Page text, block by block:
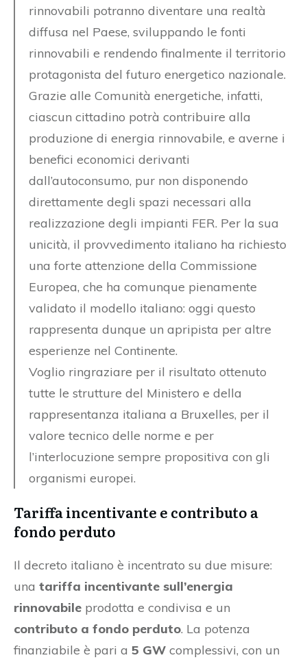
rinnovabili potranno diventare una realtà
diffusa nel Paese, sviluppando le fonti
rinnovabili e rendendo finalmente il territorio
protagonista del futuro energetico nazionale.
Grazie alle Comunità energetiche, infatti,
ciascun cittadino potrà contribuire alla
produzione di energia rinnovabile, e averne i
benefici economici derivanti
dall’autoconsumo, pur non disponendo
direttamente degli spazi necessari alla
realizzazione degli impianti FER. Per la sua
unicità, il provvedimento italiano ha richiesto
una forte attenzione della Commissione
Europea, che ha comunque pienamente
validato il modello italiano: oggi questo
rappresenta dunque un apripista per altre
esperienze nel Continente.
Voglio ringraziare per il risultato ottenuto
tutte le strutture del Ministero e della
rappresentanza italiana a Bruxelles, per il
valore tecnico delle norme e per
l’interlocuzione sempre propositiva con gli
organismi europei.
Tariffa incentivante e contributo a
fondo perduto
Il decreto italiano è incentrato su due misure:
una tariffa incentivante sull’energia
rinnovabile prodotta e condivisa e un
contributo a fondo perduto. La potenza
finanziabile è pari a 5 GW complessivi, con un